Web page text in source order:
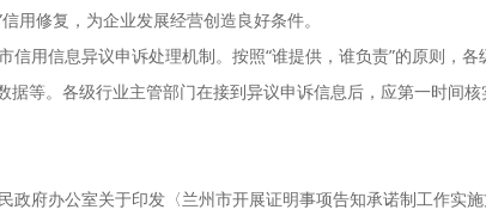
用修复，为企业发展经营创造良好条件。
信用信息异议申诉处理机制。按照“谁提供，谁负责”的原则，
等。各级行业主管部门在接到异议申诉信息后，应第一时间
政府办公室关于印发〈兰州市开展证明事项告知承诺制工作